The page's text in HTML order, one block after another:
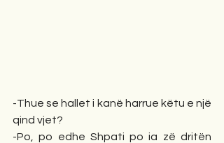
-Thue se hallet i kanë harrue këtu e një
qind vjet?
-Po, po edhe Shpati po ia zë dritën